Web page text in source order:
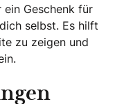
Geschenk für
selbst. Es hilft
zu zeigen und